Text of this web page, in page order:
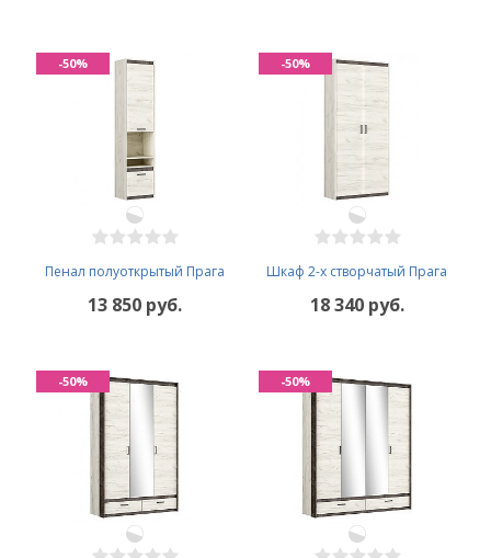
Пенал полуоткрытый Прага
13 850 руб.
-50%
Шкаф 2-х створчатый Прага
18 340 руб.
-50%
-50% -50%